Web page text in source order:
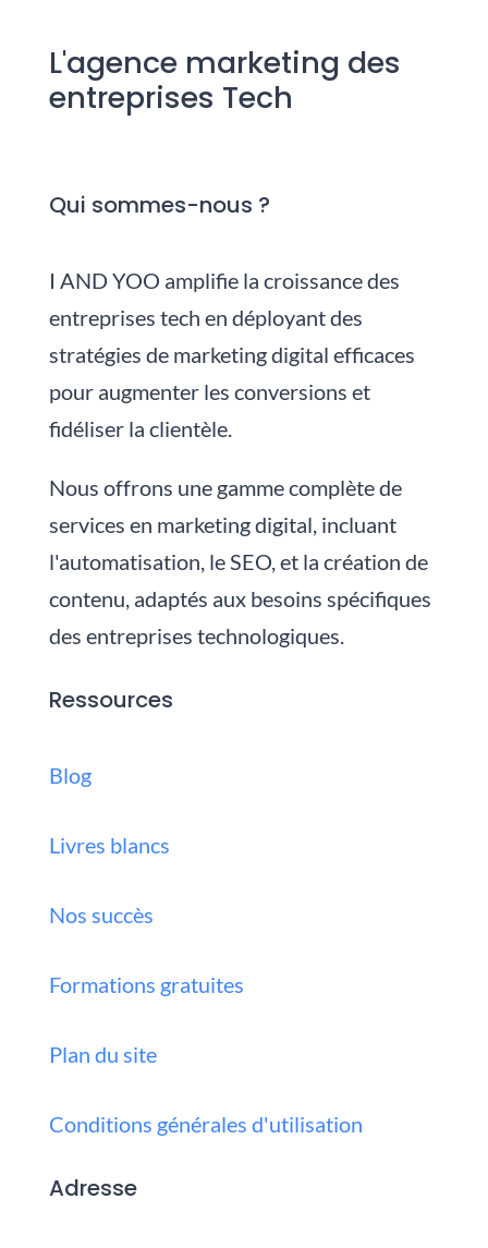
L'agence marketing des
entreprises Tech
Qui sommes-nous ?
I AND YOO amplifie la croissance des
entreprises tech en déployant des
stratégies de marketing digital efficaces
pour augmenter les conversions et
fidéliser la clientèle.
Nous offrons une gamme complète de
services en marketing digital, incluant
l'automatisation, le SEO, et la création de
contenu, adaptés aux besoins spécifiques
des entreprises technologiques.
Ressources
Blog
Livres blancs
Nos succès
Formations gratuites
Plan du site
Conditions générales d'utilisation
Adresse